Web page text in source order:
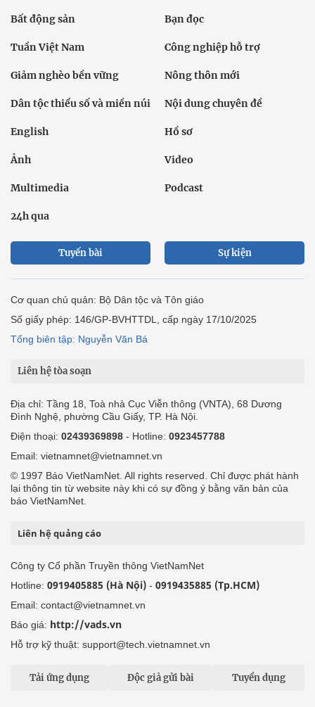
Bất động sản Bạn đọc
Tuần Việt Nam Công nghiệp hỗ trợ
Giảm nghèo bền vững Nông thôn mới
Dân tộc thiểu số và miền núi Nội dung chuyên đề
English Hồ sơ
Ảnh Video
Multimedia Podcast
24h qua
Tuyến bài Sự kiện
Cơ quan chủ quản: Bộ Dân tộc và Tôn giáo
Số giấy phép: 146/GP-BVHTTDL, cấp ngày 17/10/2025
Tổng biên tập: Nguyễn Văn Bá
Liên hệ tòa soạn
Địa chỉ: Tầng 18, Toà nhà Cục Viễn thông (VNTA), 68 Dương
Đình Nghệ, phường Cầu Giấy, TP. Hà Nội.
Điện thoại: 02439369898 - Hotline: 0923457788
Email: vietnamnet@vietnamnet.vn
© 1997 Báo VietNamNet. All rights reserved. Chỉ được phát hành
lại thông tin từ website này khi có sự đồng ý bằng văn bản của
báo VietNamNet.
Liên hệ quảng cáo
Công ty Cổ phần Truyền thông VietNamNet
Hotline: 0919405885 (Hà Nội) - 0919435885 (Tp.HCM)
Email: contact@vietnamnet.vn
Báo giá: http://vads.vn
Hỗ trợ kỹ thuật: support@tech.vietnamnet.vn
Tải ứng dụng Độc giả gửi bài Tuyển dụng